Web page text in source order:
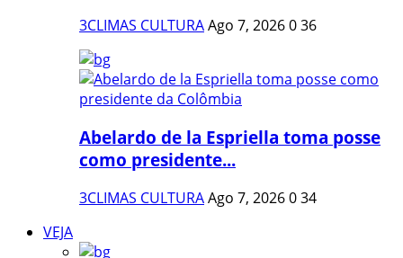
3CLIMAS CULTURAAgo 7, 2026036
Abelardo de la Espriella toma posse
como presidente...
3CLIMAS CULTURAAgo 7, 2026034
VEJA